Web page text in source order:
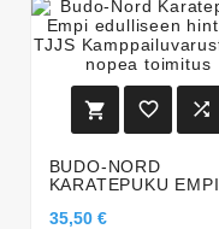
  
BUDO-NORD
KARATEPUKU EMPI
35,50 €